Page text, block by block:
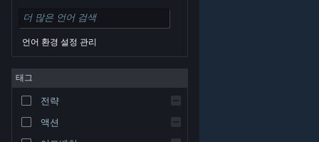
© Valve Corporation. 모든 권리 보유. 모든 상표는 미국
및 기타 국가에서 각각 해당 소유자의 재산입니다.
환불| 쿠키
언어 환경 설정 관리
태그
전략
액션